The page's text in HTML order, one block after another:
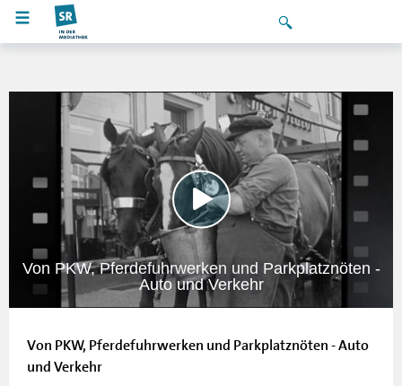
Von PKW, Pferdefuhrwerken und Parkplatznöten -
Auto und Verkehr
Von PKW, Pferdefuhrwerken und Parkplatznöten - Auto
und Verkehr